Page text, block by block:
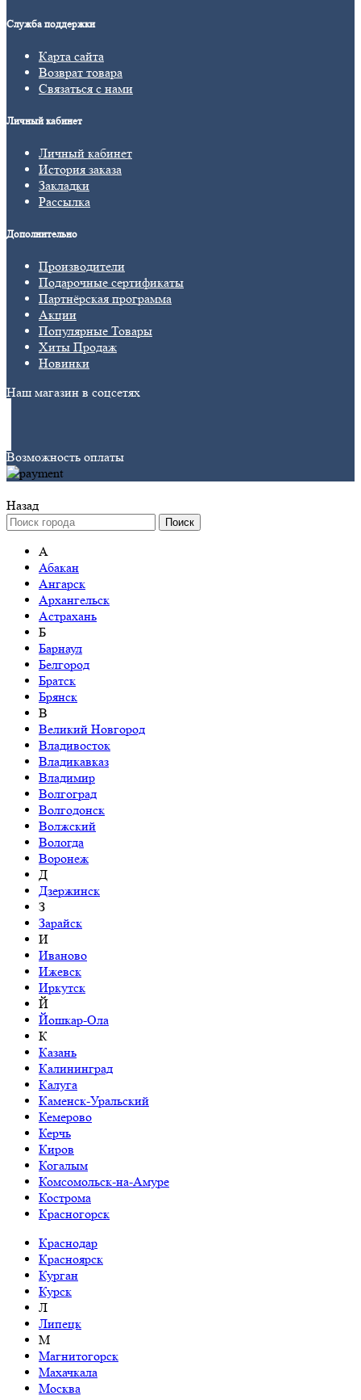
Служба поддержки
Карта сайта
Возврат товара
Связаться с нами
Личный кабинет
Личный кабинет
История заказа
Закладки
Рассылка
Дополнительно
Производители
Подарочные сертификаты
Партнёрская программа
Акции
Популярные Товары
Хиты Продаж
Новинки
Наш магазин в соцсетях
Возможность оплаты
Назад
Поиск
А
Абакан
Ангарск
Архангельск
Астрахань
Б
Барнаул
Белгород
Братск
Брянск
В
Великий Новгород
Владивосток
Владикавказ
Владимир
Волгоград
Волгодонск
Волжский
Вологда
Воронеж
Д
Дзержинск
З
Зарайск
И
Иваново
Ижевск
Иркутск
Й
Йошкар-Ола
К
Казань
Калининград
Калуга
Каменск-Уральский
Кемерово
Керчь
Киров
Когалым
Комсомольск-на-Амуре
Кострома
Красногорск
Краснодар
Красноярск
Курган
Курск
Л
Липецк
М
Магнитогорск
Махачкала
Москва